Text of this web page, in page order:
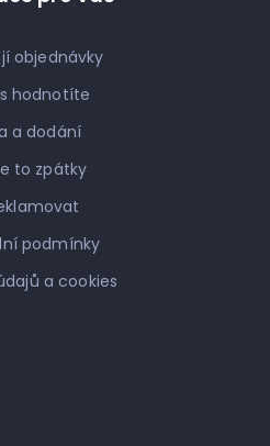
objednávky
hodnotíte
a dodání
to zpátky
podmínky
a cookies